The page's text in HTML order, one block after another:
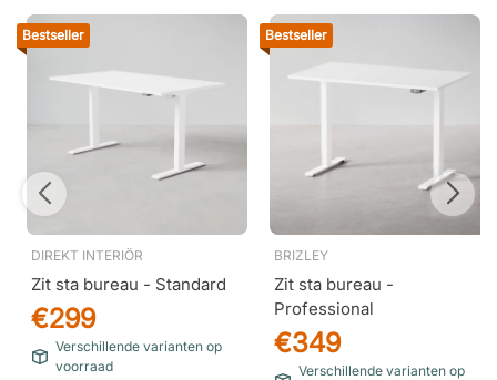
Bestseller
DIREKT INTERIÖR
Zit sta bureau - Standard
€299
Verschillende varianten op
voorraad
Bestseller
BRIZLEY
Zit sta bureau -
Professional
€349
Verschillende varianten op